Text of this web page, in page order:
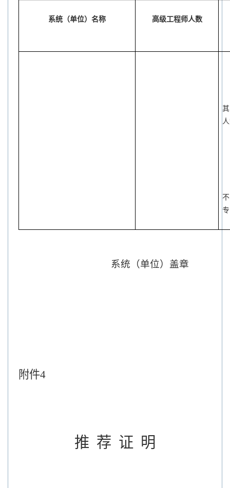
系统（单位）名称 高级工程师人数
系统（单位）盖章
附件4
推 荐 证 明